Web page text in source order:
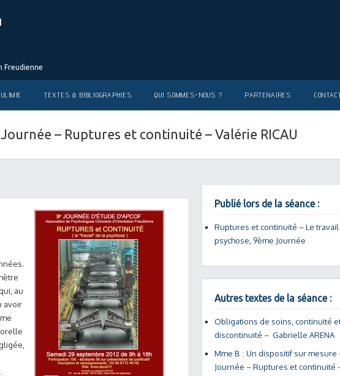
Freudienne
TEXTES & BIBLIOGRAPHIES QUI SOMMES-NOUS ? PARTENAIRES
– Ruptures et continuité – Valérie RICAU
au
avoir
Publié lors de la séance :
Ruptures et continuité – Le travail
psychose, 9ème Journée
Autres textes de la séance :
Obligations de soins, continuité
discontinuité – Gabrielle ARENA
Mme B. : Un dispositif sur mesure
Journée – Ruptures et continuité